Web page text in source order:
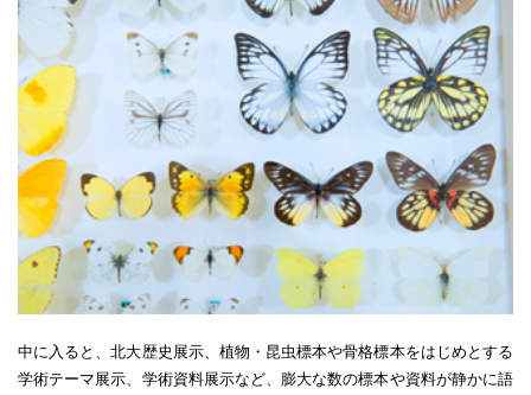
中に入ると、北大歴史展示、植物・昆虫標本や骨格標本をはじめとする
学術テーマ展示、学術資料展示など、膨大な数の標本や資料が静かに語